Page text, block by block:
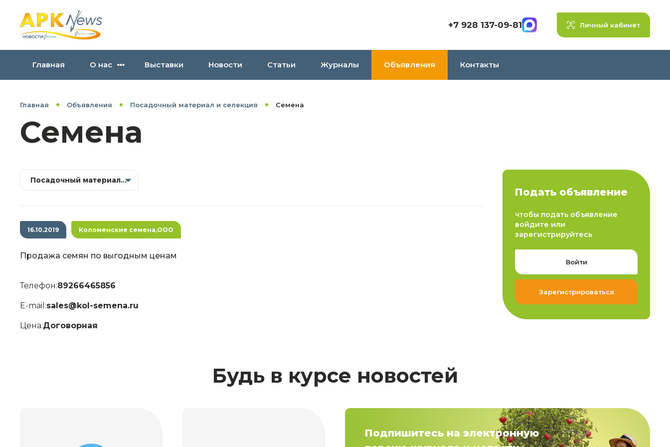
+7 928 137-09-81 Личный кабинет
Главная О нас Выставки Новости Статьи Журналы Объявления Контакты
Главная Объявления Посадочный материал и селекция Семена
Семена
Подать объявление
чтобы подать объявление
войдите или
зарегистрируйтесь
Войти
Зарегистрироваться
Посадочный материал и селекция
16.10.2019 Коломенские семена,ООО
Продажа семян по выгодным ценам
Телефон:89266465856
E-mail:sales@kol-semena.ru
Цена:Договорная
Будь в курсе новостей
Подпишитесь на электронную